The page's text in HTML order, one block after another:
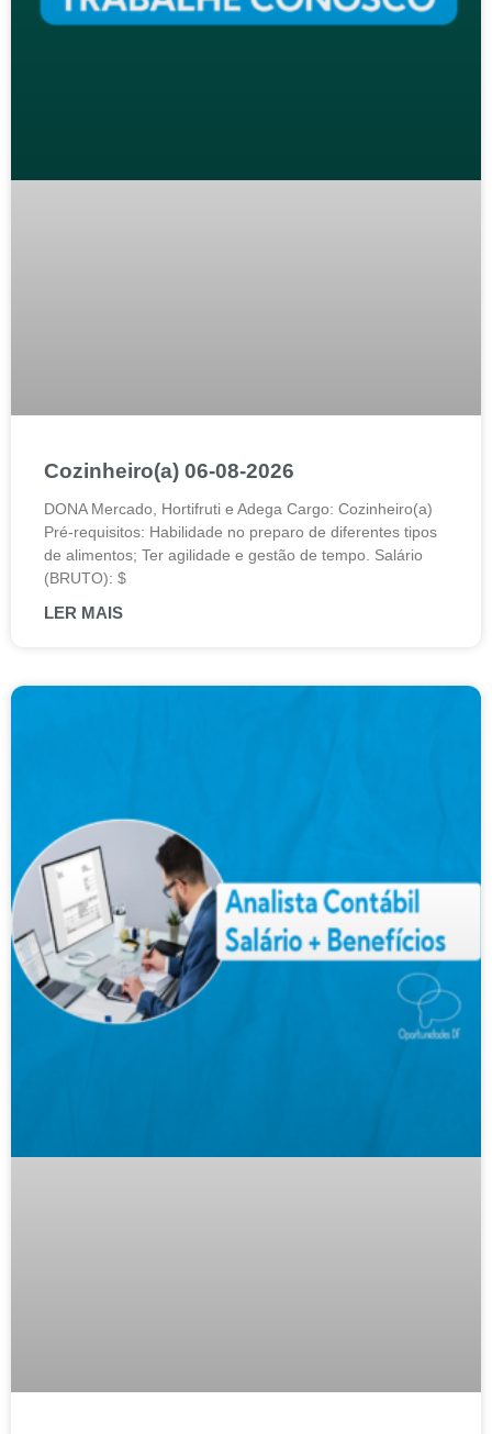
Cozinheiro(a) 06-08-2026
DONA Mercado, Hortifruti e Adega Cargo: Cozinheiro(a)
Pré-requisitos: Habilidade no preparo de diferentes tipos
de alimentos; Ter agilidade e gestão de tempo. Salário
(BRUTO): $
LER MAIS